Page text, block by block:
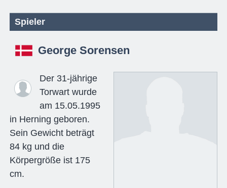
Spieler
George Sorensen
Der 31-jährige
Torwart wurde
am 15.05.1995
in Herning geboren.
Sein Gewicht beträgt
84 kg und die
Körpergröße ist 175
cm.